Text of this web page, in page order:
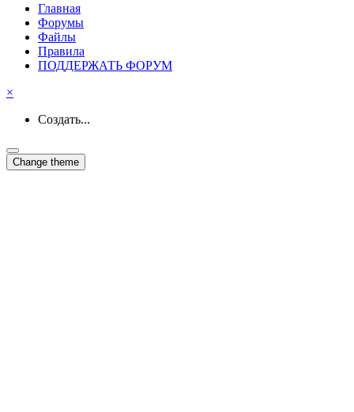
Главная
Форумы
Файлы
Правила
ПОДДЕРЖАТЬ ФОРУМ
×
Создать...
Change theme